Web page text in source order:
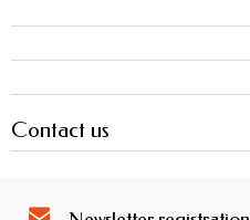
Contact us